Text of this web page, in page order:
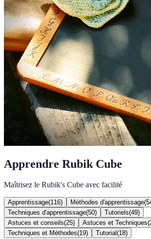
Apprendre Rubik Cube
Maîtrisez le Rubik's Cube avec facilité
Apprentissage(116) Méthodes d'apprentissage(
Techniques d'apprentissage(50) Tutoriels(49)
Astuces et conseils(25) Astuces et Techniques(
Techniques et Méthodes(19) Tutorial (18)